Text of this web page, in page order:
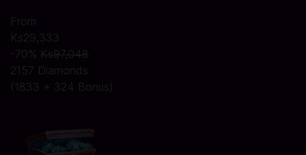
From
Ks29,333
-70% Ks97,048
2157 Diamonds
(1833 + 324 Bonus)